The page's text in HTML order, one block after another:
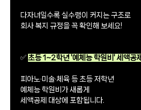
다자녀일수록 실수령이 커지는 구조로
회사 복지 규정을 꼭 확인해 보세요!
✅초등 1~2학년 '예체능 학원비' 세액공제
피아노·미술·체육 등 초등 저학년
예체능 학원비가 새롭게
세액공제 대상에 포함됩니다.